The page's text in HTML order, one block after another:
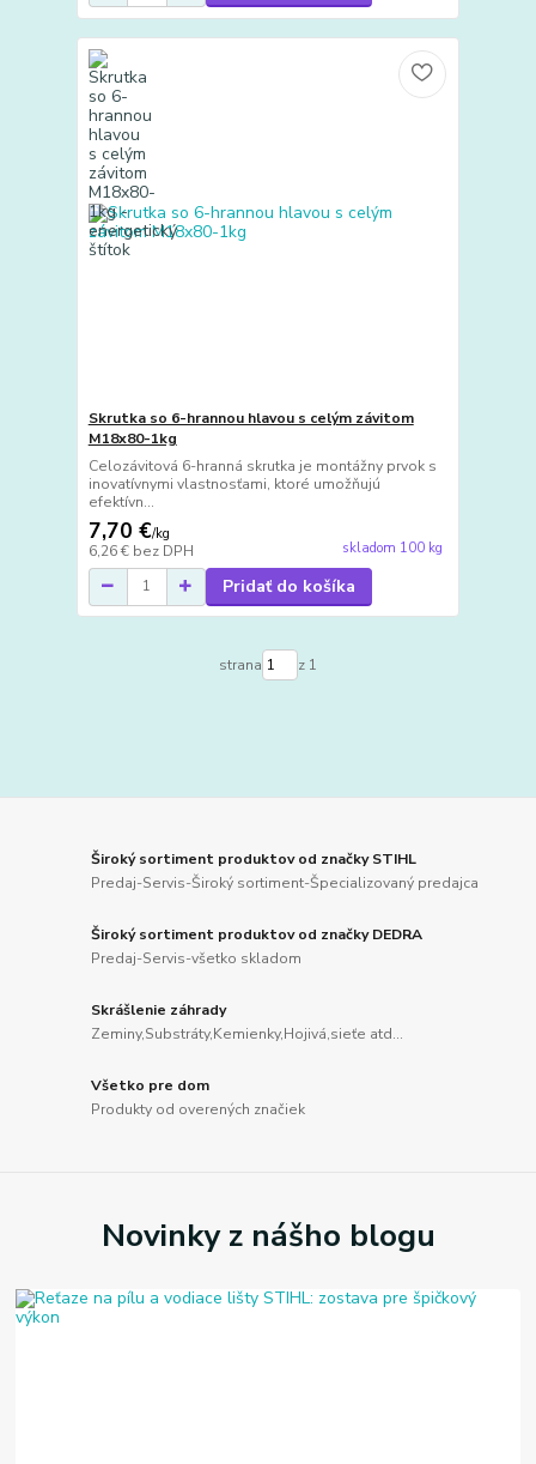
Skrutka so 6-hrannou hlavou s celým závitom
M18x80-1kg
Celozávitová 6-hranná skrutka je montážny prvok s
inovatívnymi vlastnosťami, ktoré umožňujú
efektívn...
7,70 €/kg
6,26 € bez DPH skladom 100 kg
Pridať do košíka
strana z 1
Široký sortiment produktov od značky STIHL
Predaj-Servis-Široký sortiment-Špecializovaný predajca
Široký sortiment produktov od značky DEDRA
Predaj-Servis-všetko skladom
Skrášlenie záhrady
Zeminy,Substráty,Kemienky,Hojivá,sieťe atd...
Všetko pre dom
Produkty od overených značiek
Novinky z nášho blogu